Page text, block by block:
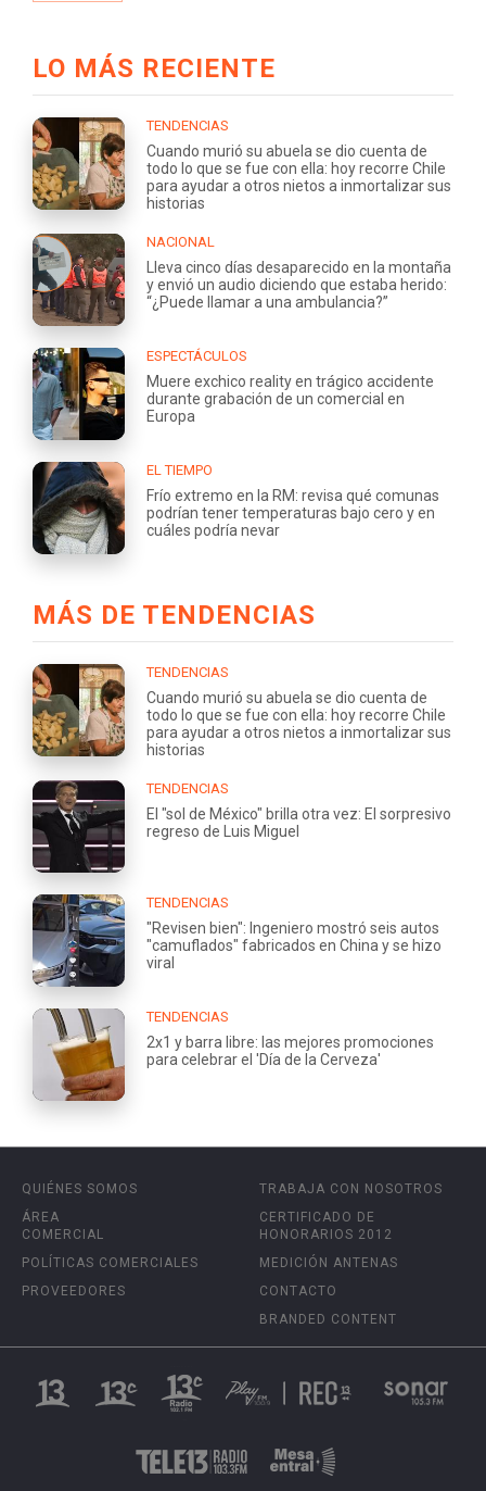
LO MÁS RECIENTE
TENDENCIAS
Cuando murió su abuela se dio cuenta de
todo lo que se fue con ella: hoy recorre Chile
para ayudar a otros nietos a inmortalizar sus
historias
NACIONAL
Lleva cinco días desaparecido en la montaña
y envió un audio diciendo que estaba herido:
“¿Puede llamar a una ambulancia?”
ESPECTÁCULOS
Muere exchico reality en trágico accidente
durante grabación de un comercial en
Europa
EL TIEMPO
Frío extremo en la RM: revisa qué comunas
podrían tener temperaturas bajo cero y en
cuáles podría nevar
MÁS DE TENDENCIAS
TENDENCIAS
Cuando murió su abuela se dio cuenta de
todo lo que se fue con ella: hoy recorre Chile
para ayudar a otros nietos a inmortalizar sus
historias
TENDENCIAS
El "sol de México" brilla otra vez: El sorpresivo
regreso de Luis Miguel
TENDENCIAS
"Revisen bien": Ingeniero mostró seis autos
"camuflados" fabricados en China y se hizo
viral
TENDENCIAS
2x1 y barra libre: las mejores promociones
para celebrar el 'Día de la Cerveza'
QUIÉNES SOMOS
ÁREA
COMERCIAL
POLÍTICAS COMERCIALES
PROVEEDORES
TRABAJA CON NOSOTROS
CERTIFICADO DE
HONORARIOS 2012
MEDICIÓN ANTENAS
CONTACTO
BRANDED CONTENT